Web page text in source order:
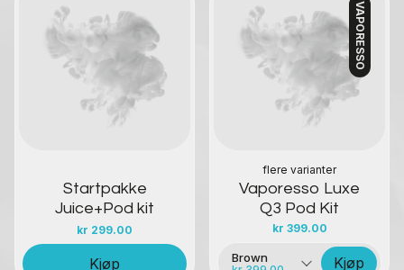
Startpakke
Juice+Pod kit
kr 299.00
Kontakt oss
Kjøp
VAPORESSO
flere varianter
Vaporesso Luxe
Q3 Pod Kit
kr 399.00
Kontakt oss
Brown Kjøp